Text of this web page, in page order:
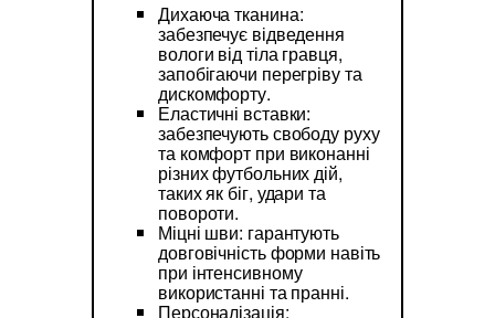
Дихаюча тканина:
забезпечує відведення
вологи від тіла гравця,
запобігаючи перегріву та
дискомфорту.
Еластичні вставки:
забезпечують свободу руху
та комфорт при виконанні
різних футбольних дій,
таких як біг, удари та
повороти.
Міцні шви: гарантують
довговічність форми навіть
при інтенсивному
використанні та пранні.
Персоналізація: